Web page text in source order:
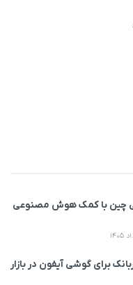
چین با کمک هوش مصنوعی
برای گوشی آیفون در بازار